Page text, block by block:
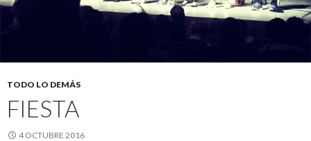
TODO LO DEMÁS
FIESTA
4 OCTUBRE 2016